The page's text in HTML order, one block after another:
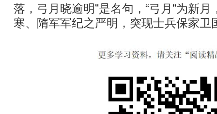
落，弓月晓逾明”是名句，“弓月”为新
寒、隋军军纪之严明，突现士兵保家卫